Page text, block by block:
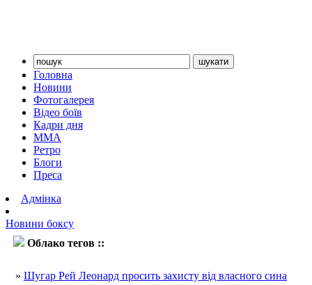
Головна
Новини
Фотогалерея
Відео боїв
Кадри дня
ММА
Ретро
Блоги
Преса
Адмінка
Новини боксу
Облако тегов ::
» Шугар Рей Леонард просить захисту від власного сина